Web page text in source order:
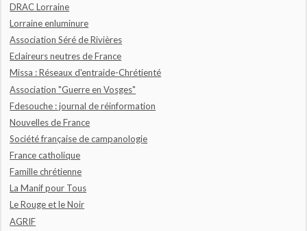
DRAC Lorraine
Lorraine enluminure
Association Séré de Rivières
Eclaireurs neutres de France
Missa : Réseaux d'entraide-Chrétienté
Association "Guerre en Vosges"
Fdesouche : journal de réinformation
Nouvelles de France
Société française de campanologie
France catholique
Famille chrétienne
La Manif pour Tous
Le Rouge et le Noir
AGRIF